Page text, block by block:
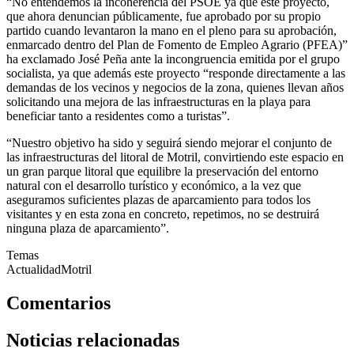
que ahora denuncian públicamente, fue aprobado por su propio
partido cuando levantaron la mano en el pleno para su aprobación,
enmarcado dentro del Plan de Fomento de Empleo Agrario (PFEA)”
ha exclamado José Peña ante la incongruencia emitida por el grupo
socialista, ya que además este proyecto “responde directamente a las
demandas de los vecinos y negocios de la zona, quienes llevan años
solicitando una mejora de las infraestructuras en la playa para
beneficiar tanto a residentes como a turistas”.
“Nuestro objetivo ha sido y seguirá siendo mejorar el conjunto de
las infraestructuras del litoral de Motril, convirtiendo este espacio en
un gran parque litoral que equilibre la preservación del entorno
natural con el desarrollo turístico y económico, a la vez que
aseguramos suficientes plazas de aparcamiento para todos los
visitantes y en esta zona en concreto, repetimos, no se destruirá
ninguna plaza de aparcamiento”.
Temas
ActualidadMotril
Comentarios
Noticias relacionadas